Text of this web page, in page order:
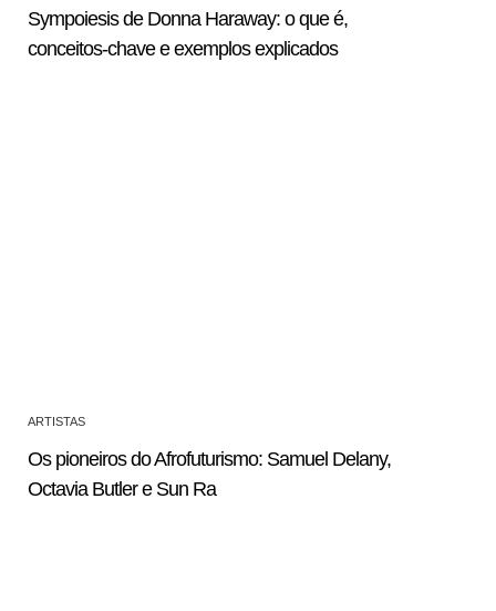
Sympoiesis de Donna Haraway: o que é,
conceitos-chave e exemplos explicados
ARTISTAS
Os pioneiros do Afrofuturismo: Samuel Delany,
Octavia Butler e Sun Ra